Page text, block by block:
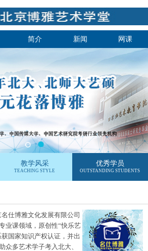
简介 新闻 网课
教学风采
TEACHING STYLE
优秀学员
OUTSTANDING STUDENTS
仕博雅文化发展有限公司
业课领域，原创性“快乐艺
国家知识产权认证，并出
众多艺术学子考入北大、